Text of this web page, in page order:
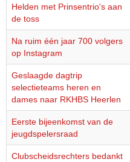
Helden met Prinsentrio's aan
de toss
Na ruim één jaar 700 volgers
op Instagram
Geslaagde dagtrip
selectieteams heren en
dames naar RKHBS Heerlen
Eerste bijeenkomst van de
jeugdspelersraad
Clubscheidsrechters bedankt